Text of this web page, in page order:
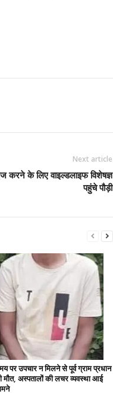
Next article
करने के लिए वाइल्डलाइफ विशेषज्ञ
पहुंचे पौड़ी
पर उपचार न मिलने से पूर्व ग्राम प्रधान
मौत, अस्पतालों की लचर व्यवस्था आई